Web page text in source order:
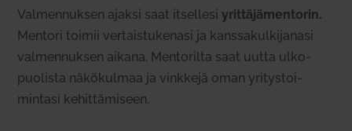
Val­men­nuksen ajaksi saat itsellesiyrit­tä­jä­men­torin.
Mentori toimii ver­tais­tu­kenasi ja kans­sa­kul­ki­janasi
val­men­nuksen aikana. Men­to­rilta saat uutta ulko­
puo­lista näkö­kulmaa ja vinkkejä oman yri­tys­toi­
mintasi kehit­tä­miseen.